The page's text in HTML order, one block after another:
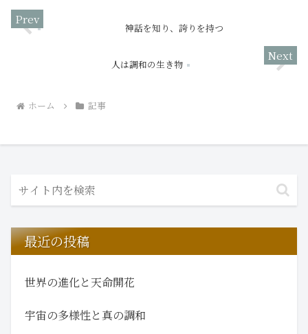
神話を知り、誇りを持つ
人は調和の生き物
ホーム 記事
最近の投稿
世界の進化と天命開花
宇宙の多様性と真の調和